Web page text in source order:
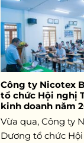
Công ty Nicotex
tổ chức Hội nghị
kinh doanh năm
Vừa qua, Công ty
Dương tổ chức